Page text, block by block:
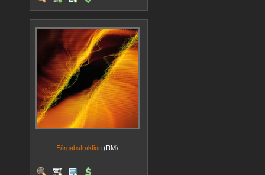
Färgabstraktion (RM)